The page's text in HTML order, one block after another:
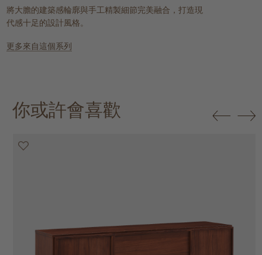
將大膽的建築感輪廓與手工精製細節完美融合，打造現
代感十足的設計風格。
更多來自這個系列
你或許會喜歡